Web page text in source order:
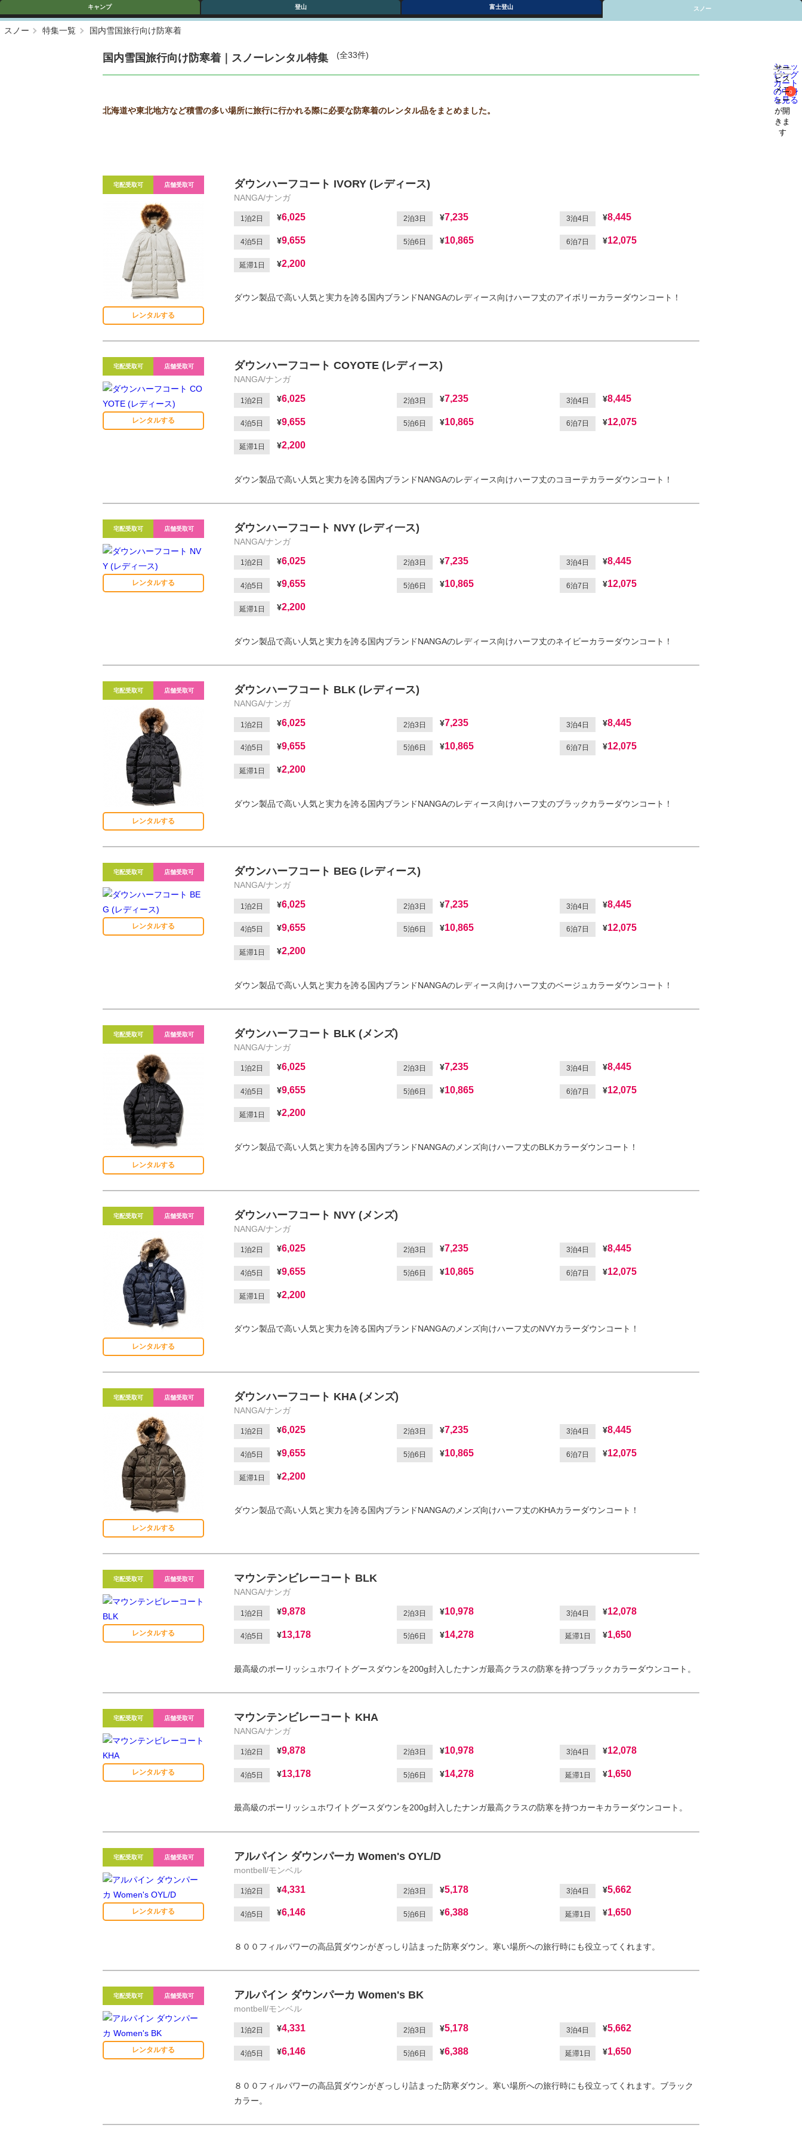
キャンプ 登山 富士登山 スノー
スノー 特集一覧 国内雪国旅行向け防寒着
ショッ
ピング
カート
の中身
を見る
0
サー
ビス
メニ
ュー
が開
きま
す
国内雪国旅行向け防寒着｜スノーレンタル特集 (全33件)
北海道や東北地方など積雪の多い場所に旅行に行かれる際に必要な防寒着のレンタル品をまとめました。
ダウンハーフコート IVORY (レディース)
NANGA/ナンガ
1泊2日 6,025 2泊3日 7,235 3泊4日 8,445
4泊5日 9,655 5泊6日 10,865 6泊7日 12,075
延滞1日 2,200
ダウン製品で高い人気と実力を誇る国内ブランドNANGAのレディース向けハーフ丈のアイボリーカラーダウンコート！
宅配受取可 店舗受取可
レンタルする
ダウンハーフコート COYOTE (レディース)
NANGA/ナンガ
1泊2日 6,025 2泊3日 7,235 3泊4日 8,445
4泊5日 9,655 5泊6日 10,865 6泊7日 12,075
延滞1日 2,200
ダウン製品で高い人気と実力を誇る国内ブランドNANGAのレディース向けハーフ丈のコヨーテカラーダウンコート！
宅配受取可 店舗受取可
レンタルする
ダウンハーフコート NVY (レディ一ス)
NANGA/ナンガ
1泊2日 6,025 2泊3日 7,235 3泊4日 8,445
4泊5日 9,655 5泊6日 10,865 6泊7日 12,075
延滞1日 2,200
ダウン製品で高い人気と実力を誇る国内ブランドNANGAのレディース向けハーフ丈のネイビーカラーダウンコート！
宅配受取可 店舗受取可
レンタルする
ダウンハーフコート BLK (レディース)
NANGA/ナンガ
1泊2日 6,025 2泊3日 7,235 3泊4日 8,445
4泊5日 9,655 5泊6日 10,865 6泊7日 12,075
延滞1日 2,200
ダウン製品で高い人気と実力を誇る国内ブランドNANGAのレディース向けハーフ丈のブラックカラーダウンコート！
宅配受取可 店舗受取可
レンタルする
ダウンハーフコート BEG (レディース)
NANGA/ナンガ
1泊2日 6,025 2泊3日 7,235 3泊4日 8,445
4泊5日 9,655 5泊6日 10,865 6泊7日 12,075
延滞1日 2,200
ダウン製品で高い人気と実力を誇る国内ブランドNANGAのレディース向けハーフ丈のベージュカラーダウンコート！
宅配受取可 店舗受取可
レンタルする
ダウンハーフコート BLK (メンズ)
NANGA/ナンガ
1泊2日 6,025 2泊3日 7,235 3泊4日 8,445
4泊5日 9,655 5泊6日 10,865 6泊7日 12,075
延滞1日 2,200
ダウン製品で高い人気と実力を誇る国内ブランドNANGAのメンズ向けハーフ丈のBLKカラーダウンコート！
宅配受取可 店舗受取可
レンタルする
ダウンハーフコート NVY (メンズ)
NANGA/ナンガ
1泊2日 6,025 2泊3日 7,235 3泊4日 8,445
4泊5日 9,655 5泊6日 10,865 6泊7日 12,075
延滞1日 2,200
ダウン製品で高い人気と実力を誇る国内ブランドNANGAのメンズ向けハーフ丈のNVYカラーダウンコート！
宅配受取可 店舗受取可
レンタルする
ダウンハーフコート KHA (メンズ)
NANGA/ナンガ
1泊2日 6,025 2泊3日 7,235 3泊4日 8,445
4泊5日 9,655 5泊6日 10,865 6泊7日 12,075
延滞1日 2,200
ダウン製品で高い人気と実力を誇る国内ブランドNANGAのメンズ向けハーフ丈のKHAカラーダウンコート！
宅配受取可 店舗受取可
レンタルする
マウンテンビレーコート BLK
NANGA/ナンガ
1泊2日 9,878 2泊3日 10,978 3泊4日 12,078
4泊5日 13,178 5泊6日 14,278 延滞1日 1,650
最高級のポーリッシュホワイトグースダウンを200g封入したナンガ最高クラスの防寒を持つブラックカラーダウンコート。
宅配受取可 店舗受取可
レンタルする
マウンテンビレーコート KHA
NANGA/ナンガ
1泊2日 9,878 2泊3日 10,978 3泊4日 12,078
4泊5日 13,178 5泊6日 14,278 延滞1日 1,650
最高級のポーリッシュホワイトグースダウンを200g封入したナンガ最高クラスの防寒を持つカーキカラーダウンコート。
宅配受取可 店舗受取可
レンタルする
アルパイン ダウンパーカ Women's OYL/D
montbell/モンベル
1泊2日 4,331 2泊3日 5,178 3泊4日 5,662
4泊5日 6,146 5泊6日 6,388 延滞1日 1,650
８００フィルパワーの高品質ダウンがぎっしり詰まった防寒ダウン。寒い場所への旅行時にも役立ってくれます。
宅配受取可 店舗受取可
レンタルする
アルパイン ダウンパーカ Women's BK
montbell/モンベル
1泊2日 4,331 2泊3日 5,178 3泊4日 5,662
4泊5日 6,146 5泊6日 6,388 延滞1日 1,650
８００フィルパワーの高品質ダウンがぎっしり詰まった防寒ダウン。寒い場所への旅行時にも役立ってくれます。ブラック
カラー。
宅配受取可 店舗受取可
レンタルする